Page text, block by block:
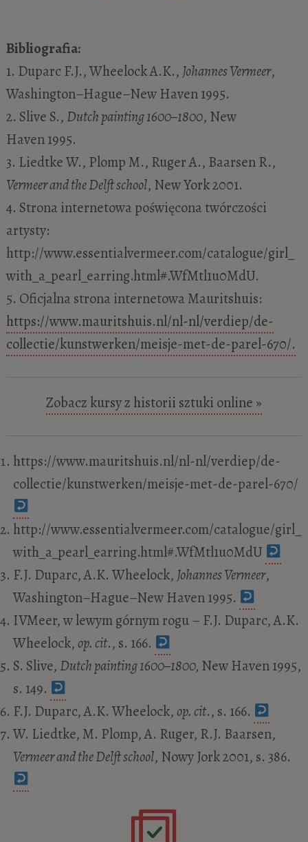
Bibliografia:
1. Duparc F.J., Wheelock A.K., Johannes Vermeer,
Washington–Hague–New Haven 1995.
2. Slive S., Dutch painting 1600–1800, New
Haven 1995.
3. Liedtke W., Plomp M., Ruger A., Baarsen R.,
Vermeer and the Delft school, New York 2001.
4. Strona internetowa poświęcona twórczości
artysty:
http://www.essentialvermeer.com/catalogue/girl_
with_a_pearl_earring.html#.WfMtl1u0MdU.
5. Oficjalna strona internetowa Mauritshuis:
https://www.mauritshuis.nl/nl-nl/verdiep/de-
collectie/kunstwerken/meisje-met-de-parel-670/.
Zobacz kursy z historii sztuki online »
https://www.mauritshuis.nl/nl-nl/verdiep/de-
collectie/kunstwerken/meisje-met-de-parel-670/
http://www.essentialvermeer.com/catalogue/girl_
with_a_pearl_earring.html#.WfMtl1u0MdU
F.J. Duparc, A.K. Wheelock, Johannes Vermeer,
Washington–Hague–New Haven 1995.
IVMeer, w lewym górnym rogu – F.J. Duparc, A.K.
Wheelock, op. cit., s. 166.
S. Slive, Dutch painting 1600–1800, New Haven 1995,
s. 149.
F.J. Duparc, A.K. Wheelock, op. cit., s. 166.
W. Liedtke, M. Plomp, A. Ruger, R.J. Baarsen,
Vermeer and the Delft school, Nowy Jork 2001, s. 386.